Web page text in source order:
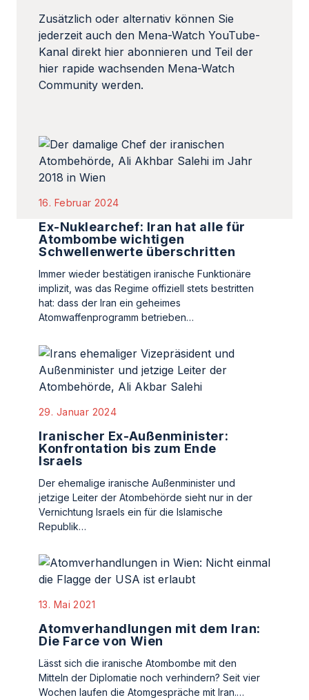
Zusätzlich oder alternativ können Sie
jederzeit auch den Mena-Watch YouTube-
Kanal direkt hier abonnieren und Teil der
hier rapide wachsenden Mena-Watch
Community werden.
16. Februar 2024
Ex-Nuklearchef: Iran hat alle für
Atombombe wichtigen
Schwellenwerte überschritten
Immer wieder bestätigen iranische Funktionäre
implizit, was das Regime offiziell stets bestritten
hat: dass der Iran ein geheimes
Atomwaffenprogramm betrieben…
29. Januar 2024
Iranischer Ex-Außenminister:
Konfrontation bis zum Ende
Israels
Der ehemalige iranische Außenminister und
jetzige Leiter der Atombehörde sieht nur in der
Vernichtung Israels ein für die Islamische
Republik…
13. Mai 2021
Atomverhandlungen mit dem Iran:
Die Farce von Wien
Lässt sich die iranische Atombombe mit den
Mitteln der Diplomatie noch verhindern? Seit vier
Wochen laufen die Atomgespräche mit Iran.…